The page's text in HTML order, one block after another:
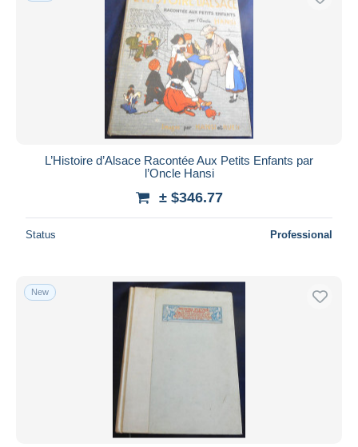
L’Histoire d’Alsace Racontée Aux Petits Enfants par
l’Oncle Hansi
± $346.77
Status Professional
New